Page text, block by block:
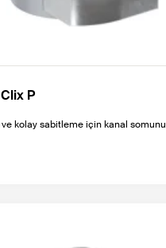
P
ve kolay sabitleme için kanal somunu